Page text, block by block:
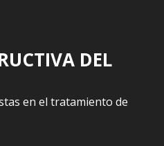
DEL
en el tratamiento de